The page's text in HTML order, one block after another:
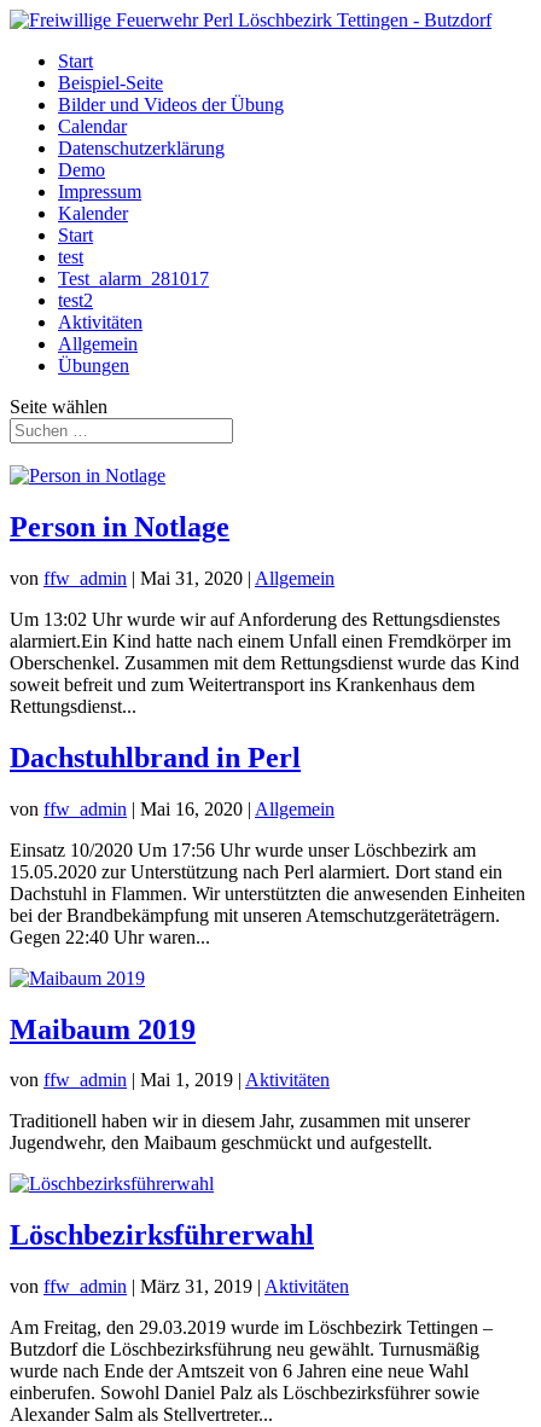
Start
Beispiel-Seite
Bilder und Videos der Übung
Calendar
Datenschutzerklärung
Demo
Impressum
Kalender
Start
test
Test_alarm_281017
test2
Aktivitäten
Allgemein
Übungen
Seite wählen
Person in Notlage
von ffw_admin | Mai 31, 2020 | Allgemein
Um 13:02 Uhr wurde wir auf Anforderung des Rettungsdienstes
alarmiert.Ein Kind hatte nach einem Unfall einen Fremdkörper im
Oberschenkel. Zusammen mit dem Rettungsdienst wurde das Kind
soweit befreit und zum Weitertransport ins Krankenhaus dem
Rettungsdienst...
Dachstuhlbrand in Perl
von ffw_admin | Mai 16, 2020 | Allgemein
Einsatz 10/2020 Um 17:56 Uhr wurde unser Löschbezirk am
15.05.2020 zur Unterstützung nach Perl alarmiert. Dort stand ein
Dachstuhl in Flammen. Wir unterstützten die anwesenden Einheiten
bei der Brandbekämpfung mit unseren Atemschutzgeräteträgern.
Gegen 22:40 Uhr waren...
Maibaum 2019
von ffw_admin | Mai 1, 2019 | Aktivitäten
Traditionell haben wir in diesem Jahr, zusammen mit unserer
Jugendwehr, den Maibaum geschmückt und aufgestellt.
Löschbezirksführerwahl
von ffw_admin | März 31, 2019 | Aktivitäten
Am Freitag, den 29.03.2019 wurde im Löschbezirk Tettingen –
Butzdorf die Löschbezirksführung neu gewählt. Turnusmäßig
wurde nach Ende der Amtszeit von 6 Jahren eine neue Wahl
einberufen. Sowohl Daniel Palz als Löschbezirksführer sowie
Alexander Salm als Stellvertreter...